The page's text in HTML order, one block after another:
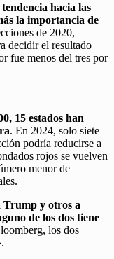
hacia las
la importancia de
de 2020,
decidir el resultado
fue menos del tres por
15 estados han
. En 2024, solo siete
podría reducirse a
rojos se vuelven
menor de
Trump y otros a
de los dos tiene
los dos